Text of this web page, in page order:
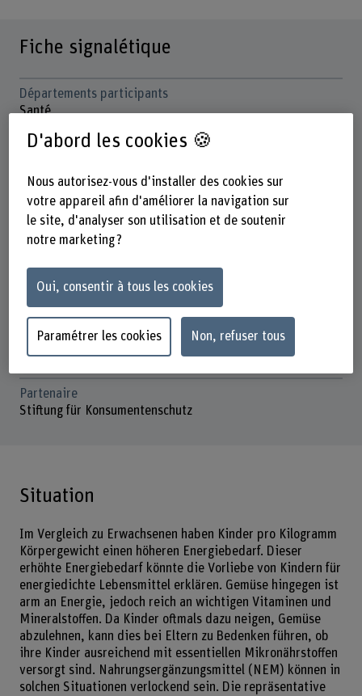
Fiche signalétique
Départements participants
Santé
Institut(s)
Organisation d'encouragement
Durée (prévue)
Direction du projet
Franziska Scheidegger-Balmer
Équipe du projet
Jessica Stalder
Partenaire
Stiftung für Konsumentenschutz
Situation
Im Vergleich zu Erwachsenen haben Kinder pro Kilogramm
Körpergewicht einen höheren Energiebedarf. Dieser
erhöhte Energiebedarf könnte die Vorliebe von Kindern für
energiedichte Lebensmittel erklären. Gemüse hingegen ist
arm an Energie, jedoch reich an wichtigen Vitaminen und
Mineralstoffen. Da Kinder oftmals dazu neigen, Gemüse
abzulehnen, kann dies bei Eltern zu Bedenken führen, ob
ihre Kinder ausreichend mit essentiellen Mikronährstoffen
versorgt sind. Nahrungsergänzungsmittel (NEM) können in
solchen Situationen verlockend sein. Die repräsentative
D'abord les cookies 🍪
Nous autorisez-vous d'installer des cookies sur
votre appareil afin d'améliorer la navigation sur
le site, d'analyser son utilisation et de soutenir
notre marketing ?
Oui, consentir à tous les cookies
Paramétrer les cookies Non, refuser tous